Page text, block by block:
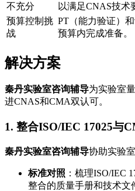
不充分
以满足CNAS技术
预算控制挑
战
PT（能力验证）
预算内完成准备。
解决方案
秦丹实验室咨询辅导为实验室
进CNAS和CMA双认可。
1. 整合ISO/IEC 17025与
秦丹实验室咨询辅导协助实验
标准对照 ：梳理ISO/IEC
整合的质量手册和技术文